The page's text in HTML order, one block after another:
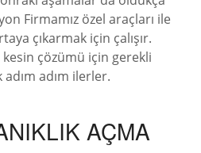
Firmamız özel araçları ile
çıkarmak için çalışır.
çözümü için gerekli
adım ilerler.
AÇMA